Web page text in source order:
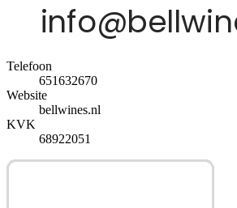
Telefoon
651632670
Website
bellwines.nl
KVK
68922051